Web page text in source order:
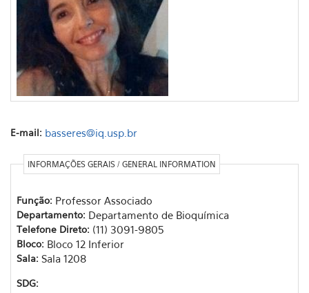
E-mail: basseres@iq.usp.br
INFORMAÇÕES GERAIS / GENERAL INFORMATION
Função: Professor Associado
Departamento: Departamento de Bioquímica
Telefone Direto: (11) 3091-9805
Bloco: Bloco 12 Inferior
Sala: Sala 1208
SDG: